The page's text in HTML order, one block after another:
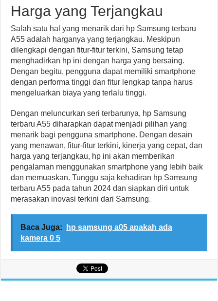
Harga yang Terjangkau
Salah satu hal yang menarik dari hp Samsung terbaru
A55 adalah harganya yang terjangkau. Meskipun
dilengkapi dengan fitur-fitur terkini, Samsung tetap
menghadirkan hp ini dengan harga yang bersaing.
Dengan begitu, pengguna dapat memiliki smartphone
dengan performa tinggi dan fitur lengkap tanpa harus
mengeluarkan biaya yang terlalu tinggi.
Dengan meluncurkan seri terbarunya, hp Samsung
terbaru A55 diharapkan dapat menjadi pilihan yang
menarik bagi pengguna smartphone. Dengan desain
yang menawan, fitur-fitur terkini, kinerja yang cepat, dan
harga yang terjangkau, hp ini akan memberikan
pengalaman menggunakan smartphone yang lebih baik
dan memuaskan. Tunggu saja kehadiran hp Samsung
terbaru A55 pada tahun 2024 dan siapkan diri untuk
merasakan inovasi terkini dari Samsung.
Baca Juga:
hp samsung a05 apakah ada
kamera 0 5